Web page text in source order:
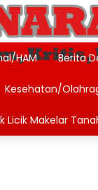
HAM Berita
Kesehatan/
Licik Makelar